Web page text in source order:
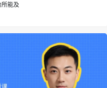
所能及